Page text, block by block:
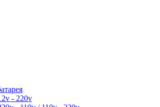
- 220v